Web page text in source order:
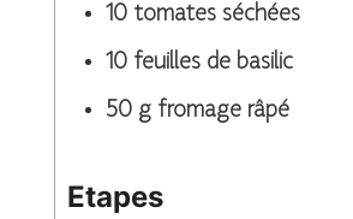
10 tomates séchées
10 feuilles de basilic
50 g fromage râpé
Etapes